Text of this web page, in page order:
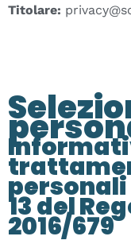
Titolare:
personali
13 del
2016/679